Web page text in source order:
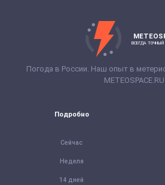
ВСЕГДА ТОЧНЫЙ
Погода в России. Наш опыт в
METEOSPACE.RU
Подробно
Сейчас
Неделя
14 дней